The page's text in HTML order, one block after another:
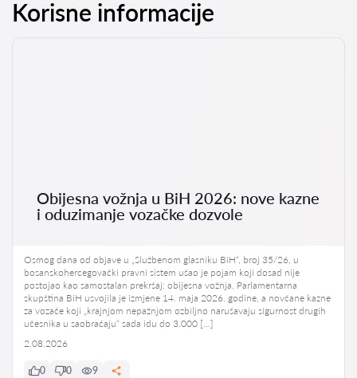
Korisne informacije
Obijesna vožnja u BiH 2026: nove kazne
i oduzimanje vozačke dozvole
Osmog dana od objave u „Službenom glasniku BiH“, broj 35/26, u
bosanskohercegovački pravni sistem ušao je pojam koji dosad nije
postojao kao samostalan prekršaj: obijesna vožnja. Parlamentarna
skupština BiH usvojila je izmjene 14. maja 2026. godine, a novčane kazne
za vozače koji „krajnjom nepažnjom ozbiljno narušavaju sigurnost drugih
učesnika u saobraćaju“ sada idu do 3.000 […]
2.08.2026
0 0 9